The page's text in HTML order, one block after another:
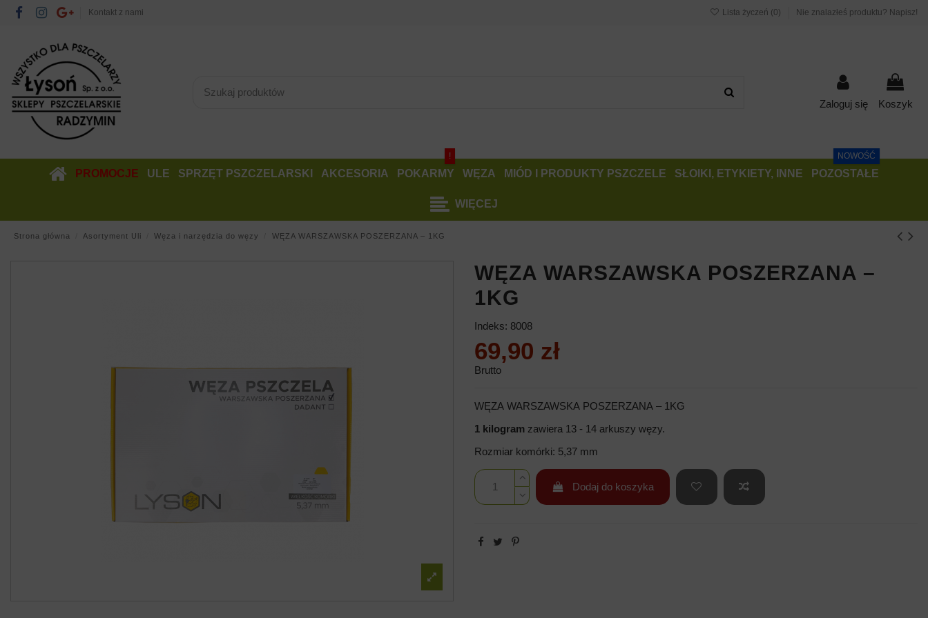
Kontakt z nami Lista życzeń (0) Nie znalazłeś produktu? Napisz!
Zaloguj się Koszyk
PROMOCJE ULE SPRZĘT PSZCZELARSKI AKCESORIA POKARMY
!
WĘZA MIÓD I PRODUKTY PSZCZELE SŁOIKI, ETYKIETY, INNE POZOSTAŁE
NOWOŚĆ
WIĘCEJ
Strona główna Asortyment Uli Węza i narzędzia do węzy WĘZA WARSZAWSKA POSZERZANA – 1KG
WĘZA WARSZAWSKA POSZERZANA –
1KG
Indeks: 8008
69,90 zł
Brutto
WĘZA WARSZAWSKA POSZERZANA – 1KG
1 kilogram zawiera 13 - 14 arkuszy węzy.
Rozmiar komórki: 5,37 mm
Dodaj do koszyka